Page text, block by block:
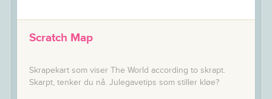
Scratch Map
Skrapekart som viser The World according to skrapt.
Skarpt, tenker du nå. Julegavetips som stiller kløe?